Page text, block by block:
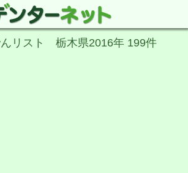
リスト 栃木県2016年 199件